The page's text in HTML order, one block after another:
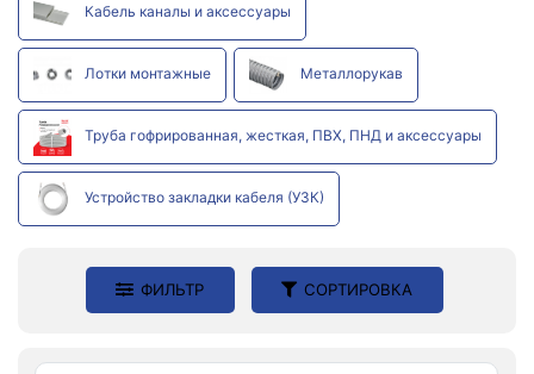
Кабель каналы и аксессуары
Лотки монтажные Металлорукав
Труба гофрированная, жесткая, ПВХ, ПНД и аксессуары
Устройство закладки кабеля (УЗК)
ФИЛЬТР СОРТИРОВКА